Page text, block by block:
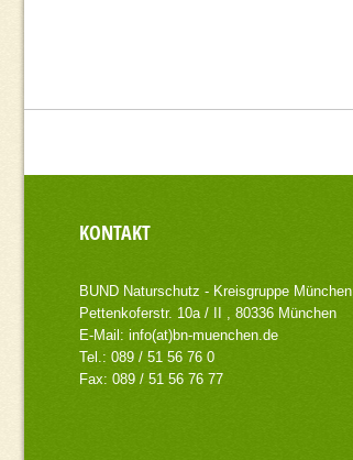
KONTAKT
BUND Naturschutz - Kreisgruppe München
Pettenkoferstr. 10a / II , 80336 München
E-Mail: info(at)bn-muenchen.de
Tel.: 089 / 51 56 76 0
Fax: 089 / 51 56 76 77